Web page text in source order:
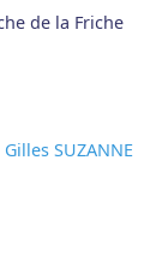
de la Friche
Gilles SUZANNE